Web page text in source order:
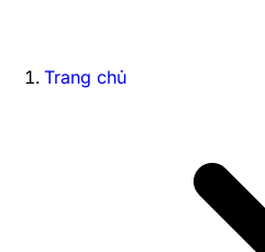
Trang chủ